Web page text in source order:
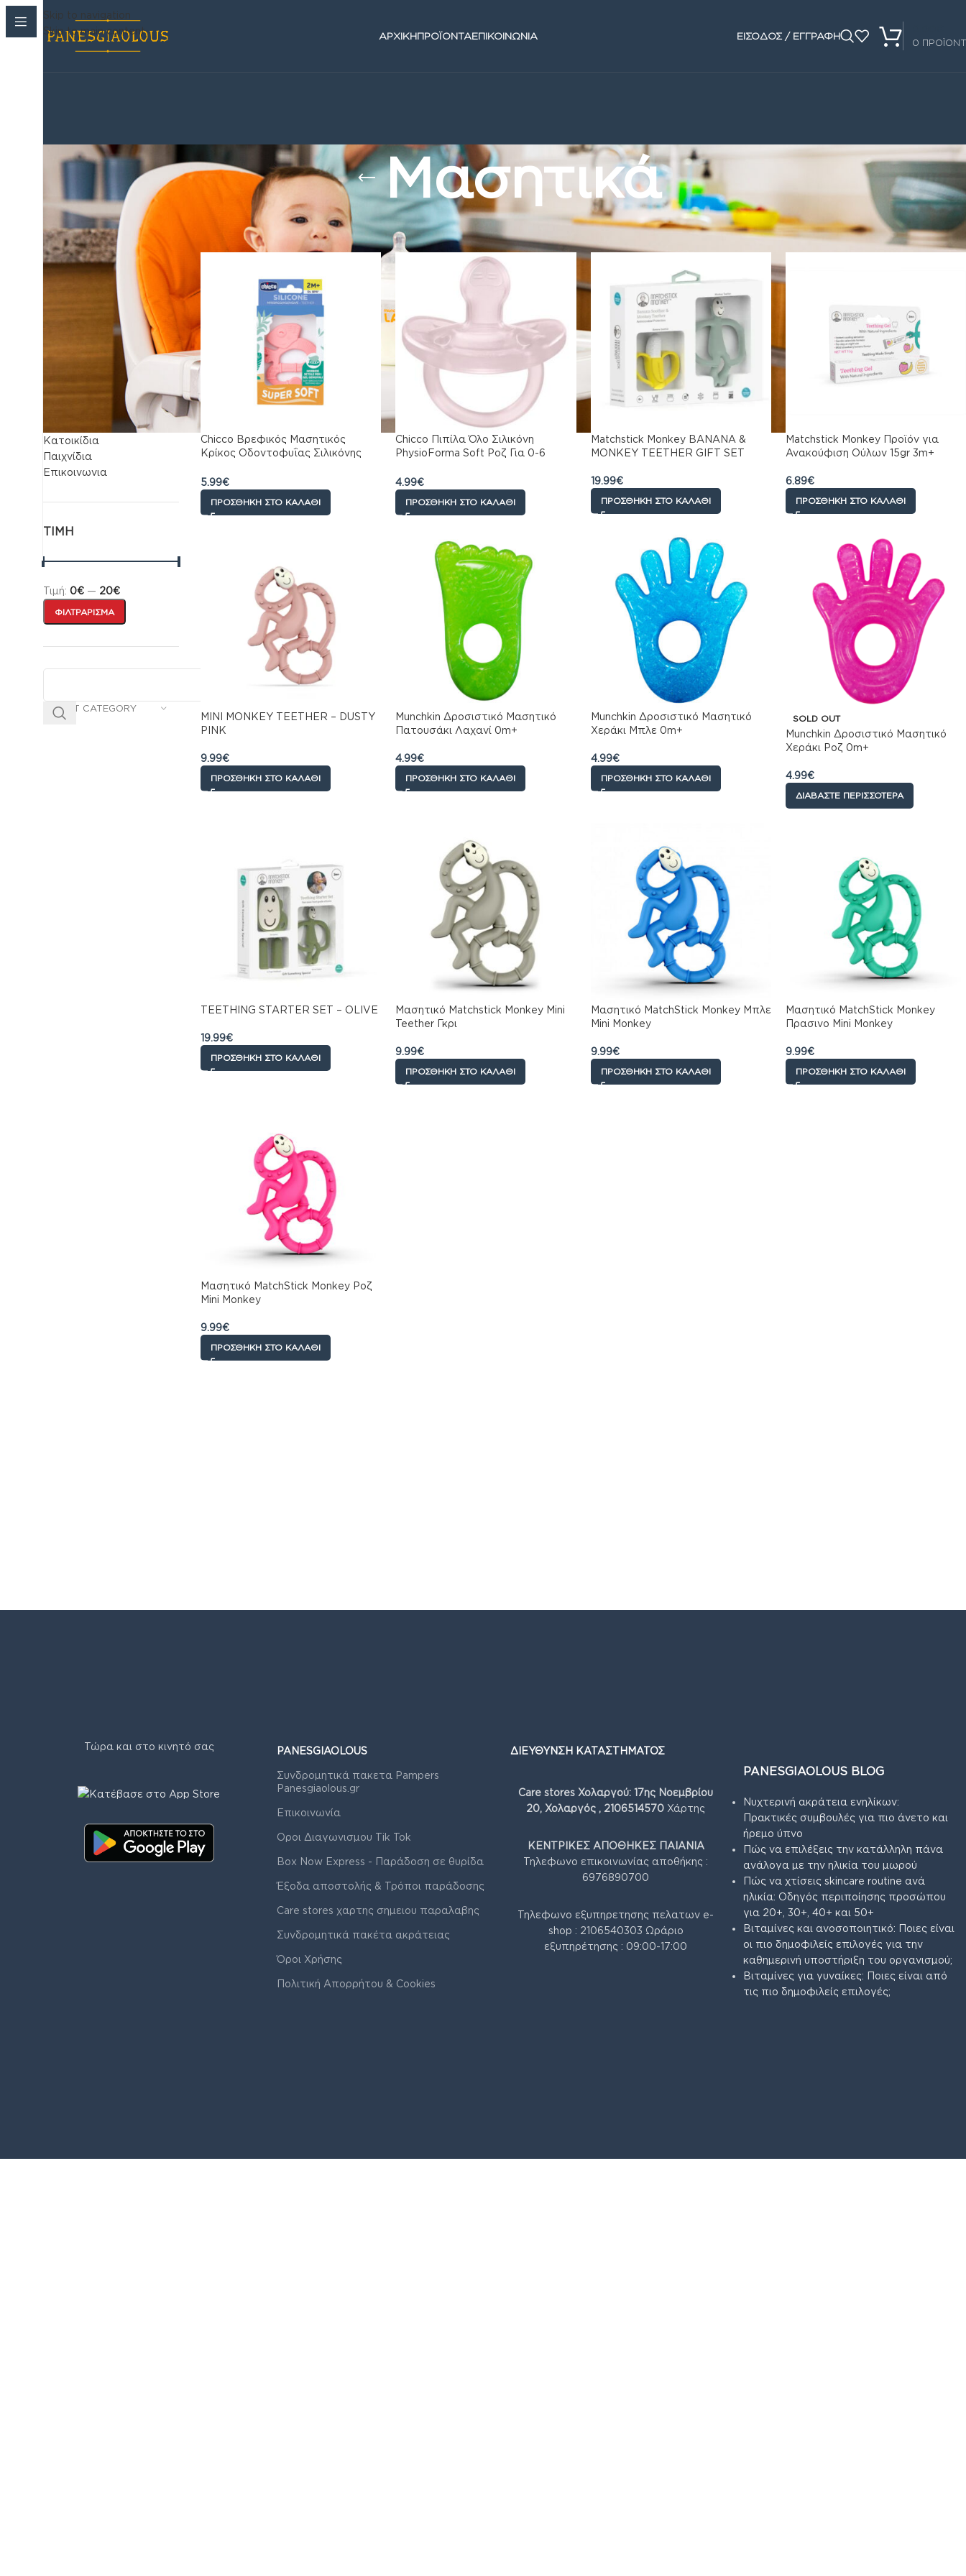
Skip to navigation
Skip to main content
ΑΡΧΙΚΗΠΡΟΪΟΝΤΑΕΠΙΚΟΙΝΩΝΙΑ ΕΙΣΟΔΟΣ / ΕΓΓΡΑΦΗ
0
Μασητικά
Korean Beauty Corner
Παιδικές πάνες
Βρεφανάπτυξη
Μωρομαντηλα
Ακράτεια & Φροντίδα
Στοματική Υγιεινή
Ειδη για το Σπιτι
Sex›
Κατοικίδια
Παιχνίδια
Επικοινωνια
ΤΙΜΉ
ΦΙΛΤΡΆΡΙΣΜΑ
Τιμή: 0€ — 20€
SELECT CATEGORY
/Αξεσουάρ Μωρού/Μασητικά Show 16 24 32
Chicco Βρεφικός Μασητικός
Κρίκος Οδοντοφυΐας Σιλικόνης
5.99€
ΠΡΟΣΘΉΚΗ ΣΤΟ ΚΑΛΆΘΙ
Chicco Πιπίλα Όλο Σιλικόνη
PhysioForma Soft Ροζ Για 0-6
4.99€
ΠΡΟΣΘΉΚΗ ΣΤΟ ΚΑΛΆΘΙ
Matchstick Monkey BANANA &
MONKEY TEETHER GIFT SET
19.99€
ΠΡΟΣΘΉΚΗ ΣΤΟ ΚΑΛΆΘΙ
Matchstick Monkey Προϊόν για
Ανακούφιση Ούλων 15gr 3m+
6.89€
ΠΡΟΣΘΉΚΗ ΣΤΟ ΚΑΛΆΘΙ
MINI MONKEY TEETHER – DUSTY
PINK
9.99€
ΠΡΟΣΘΉΚΗ ΣΤΟ ΚΑΛΆΘΙ
Munchkin Δροσιστικό Μασητικό
Πατουσάκι Λαχανί 0m+
4.99€
ΠΡΟΣΘΉΚΗ ΣΤΟ ΚΑΛΆΘΙ
Munchkin Δροσιστικό Μασητικό
Χεράκι Μπλε 0m+
4.99€
ΠΡΟΣΘΉΚΗ ΣΤΟ ΚΑΛΆΘΙ
SOLD OUT
Munchkin Δροσιστικό Μασητικό
Χεράκι Ροζ 0m+
4.99€
ΔΙΑΒΆΣΤΕ ΠΕΡΙΣΣΌΤΕΡΑ
TEETHING STARTER SET – OLIVE
19.99€
ΠΡΟΣΘΉΚΗ ΣΤΟ ΚΑΛΆΘΙ
Μασητικό Matchstick Monkey Mini
Teether Γκρι
9.99€
ΠΡΟΣΘΉΚΗ ΣΤΟ ΚΑΛΆΘΙ
Μασητικό MatchStick Monkey Μπλε
Mini Monkey
9.99€
ΠΡΟΣΘΉΚΗ ΣΤΟ ΚΑΛΆΘΙ
Μασητικό MatchStick Monkey
Πρασινο Mini Monkey
9.99€
ΠΡΟΣΘΉΚΗ ΣΤΟ ΚΑΛΆΘΙ
Μασητικό MatchStick Monkey Ροζ
Mini Monkey
9.99€
ΠΡΟΣΘΉΚΗ ΣΤΟ ΚΑΛΆΘΙ
Τώρα και στο κινητό σας PANESGIAOLOUS
Συνδρομητικά πακετα Pampers
Panesgiaolous.gr
Επικοινωνία
Οροι Διαγωνισμου Tik Tok
Box Now Express - Παράδοση σε θυρίδα
Έξοδα αποστολής & Τρόποι παράδοσης
Care stores χαρτης σημειου παραλαβης
Συνδρομητικά πακέτα ακράτειας
Όροι Χρήσης
Πολιτική Απορρήτου & Cookies
ΔΙΕΥΘΥΝΣΗ ΚΑΤΑΣΤΗΜΑΤΟΣ
Care stores Χολαργού: 17ης Νοεμβρίου
20, Χολαργός , 2106514570 Χάρτης
ΚΕΝΤΡΙΚΕΣ ΑΠΟΘΗΚΕΣ ΠΑΙΑΝΙΑ
Τηλεφωνο επικοινωνίας αποθήκης :
6976890700
Τηλεφωνο εξυπηρετησης πελατων e-
shop : 2106540303 Ωράριο
εξυπηρέτησης : 09:00-17:00
PANESGIAOLOUS BLOG
Νυχτερινή ακράτεια ενηλίκων:
Πρακτικές συμβουλές για πιο άνετο και
ήρεμο ύπνο
Πώς να επιλέξεις την κατάλληλη πάνα
ανάλογα με την ηλικία του μωρού
Πώς να χτίσεις skincare routine ανά
ηλικία: Οδηγός περιποίησης προσώπου
για 20+, 30+, 40+ και 50+
Βιταμίνες και ανοσοποιητικό: Ποιες είναι
οι πιο δημοφιλείς επιλογές για την
καθημερινή υποστήριξη του οργανισμού;
Βιταμίνες για γυναίκες: Ποιες είναι από
τις πιο δημοφιλείς επιλογές;